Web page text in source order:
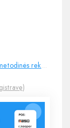
9-ojo verslo apskaitos standarto „Atsargos“ metodinės rekomendacijos
)